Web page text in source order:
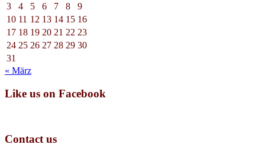
3
4 5 6 7 8
9
10 11 12 13 14 15 16
17 18 19 20 21 22 23
24 25 26 27 28 29 30
31
« März
Like us on Facebook
Contact us